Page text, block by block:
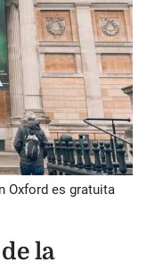
Oxford es gratuita
la